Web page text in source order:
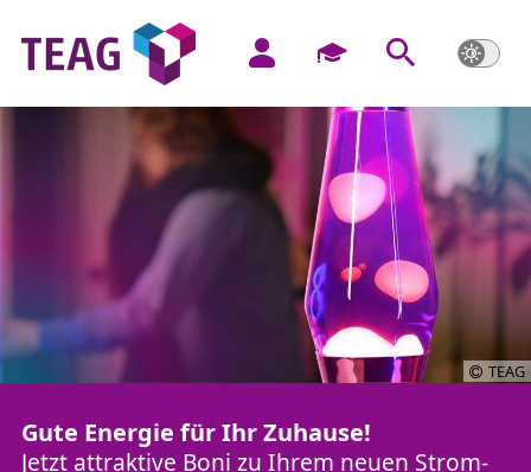
TEAG
Gute Energie für Ihr Zuhause!
Jetzt attraktive Boni zu Ihrem neuen Strom-